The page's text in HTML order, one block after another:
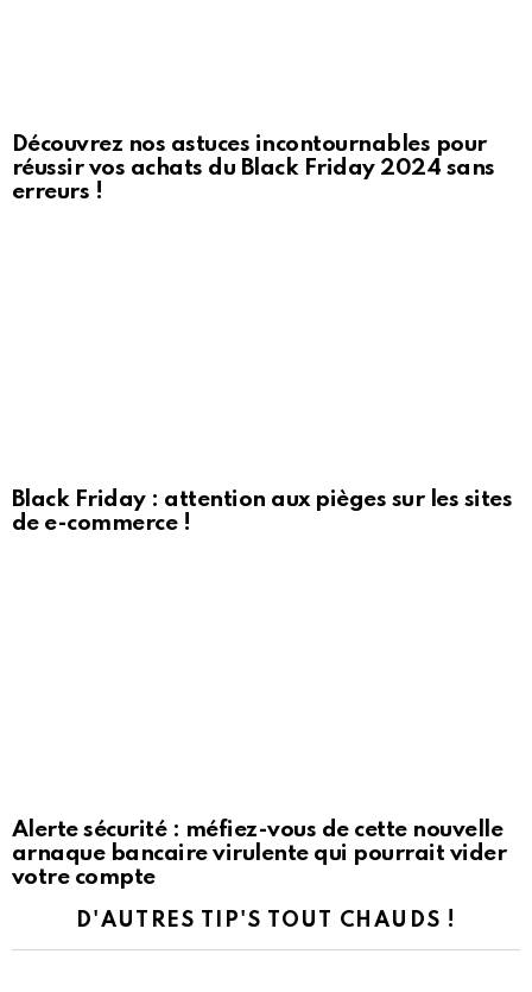
Découvrez nos astuces incontournables pour
réussir vos achats du Black Friday 2024 sans
erreurs !
Black Friday : attention aux pièges sur les sites
de e-commerce !
Alerte sécurité : méfiez-vous de cette nouvelle
arnaque bancaire virulente qui pourrait vider
votre compte
D'AUTRES TIP'S TOUT CHAUDS !